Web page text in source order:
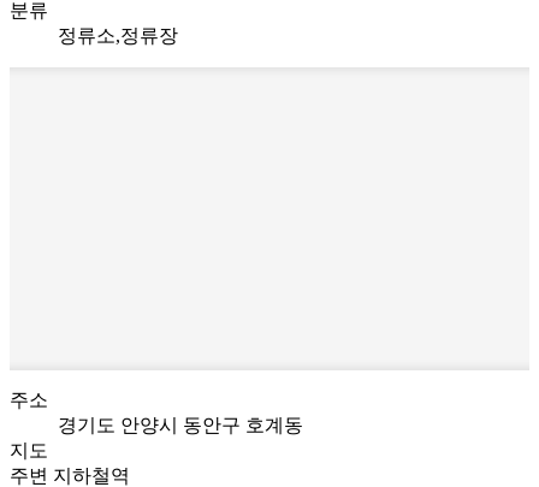
분류
정류소,정류장
주소
경기도 안양시 동안구 호계동
지도
주변 지하철역